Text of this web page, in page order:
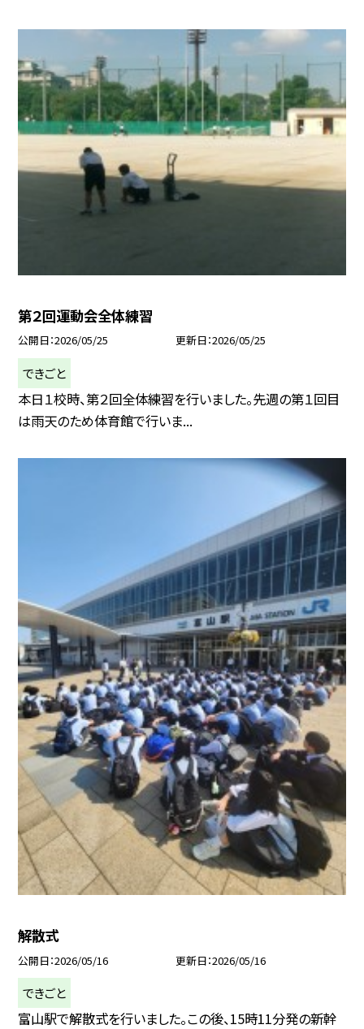
第２回運動会全体練習
公開日 2026/05/25 更新日 2026/05/25
できごと
本日１校時、第２回全体練習を行いました。先週の第１回目
は雨天のため体育館で行いま...
解散式
公開日 2026/05/16 更新日 2026/05/16
できごと
富山駅で解散式を行いました。この後、15時11分発の新幹